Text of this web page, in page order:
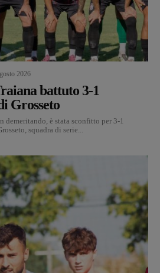
2026
battuto 3-1
Grosseto
demeritando, è stata sconfitto per 3-1
squadra di serie...